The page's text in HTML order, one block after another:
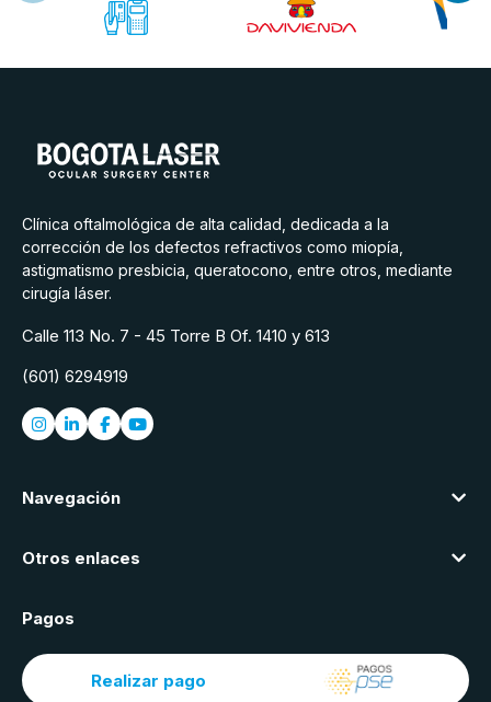
Clínica oftalmológica de alta calidad, dedicada a la
corrección de los defectos refractivos como miopía,
astigmatismo presbicia, queratocono, entre otros, mediante
cirugía láser.
Calle 113 No. 7 - 45 Torre B Of. 1410 y 613
(601) 6294919
Navegación
Otros enlaces
Pagos
Realizar pago